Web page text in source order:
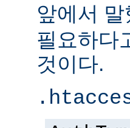
앞에서
필요하다
것이다.